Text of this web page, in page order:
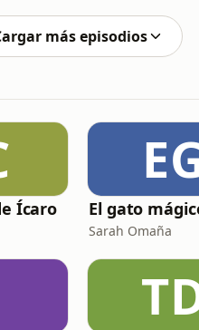
más episodios
Ícaro El gato
Sarah Omaña